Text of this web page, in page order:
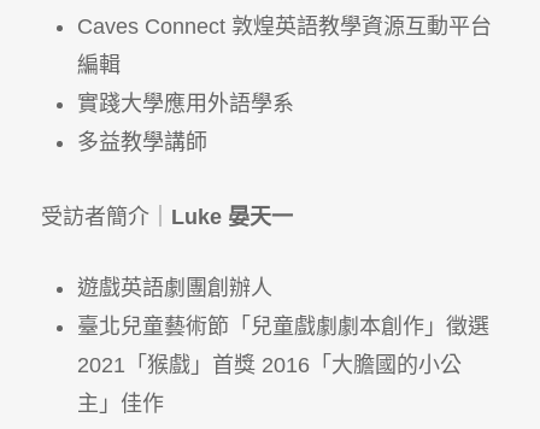
Caves Connect 敦煌英語教學資源互動平台
編輯
實踐大學應用外語學系
多益教學講師
受訪者簡介｜ Luke 晏天一
遊戲英語劇團創辦人
臺北兒童藝術節「兒童戲劇劇本創作」徵選
2021「猴戲」首獎 2016「大膽國的小公
主」佳作